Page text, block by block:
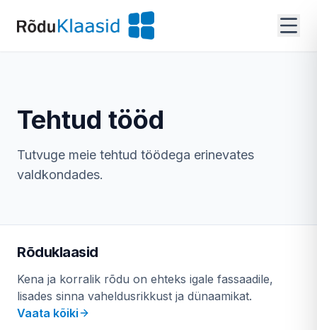
Tehtud tööd
Tutvuge meie tehtud töödega erinevates
valdkondades.
Rõduklaasid
Kena ja korralik rõdu on ehteks igale fassaadile,
lisades sinna vaheldusrikkust ja dünaamikat.
Vaata kõiki